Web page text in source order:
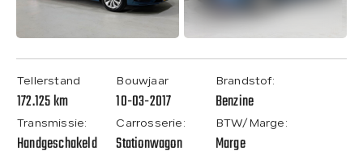
Tellerstand
172.125 km
Bouwjaar
10-03-2017
Brandstof:
Benzine
Transmissie:
Handgeschakeld
Carrosserie:
Stationwagon
BTW/Marge:
Marge